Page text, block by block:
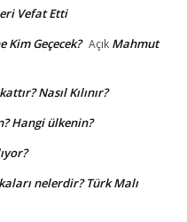
Vefat Etti
Geçecek? Açık Mahmut
Nasıl Kılınır?
Hangi ülkenin?
nelerdir? Türk Malı